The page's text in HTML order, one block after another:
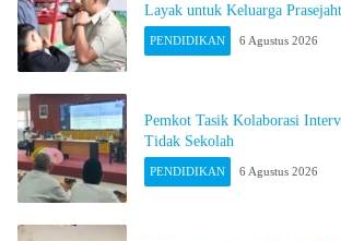
Layak untuk Keluarga
PENDIDIKAN 6 Agustus 2026
Pemkot Tasik Kolaborasi
Tidak Sekolah
PENDIDIKAN 6 Agustus 2026